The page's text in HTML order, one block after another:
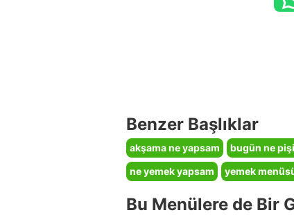
Benzer Başlıklar
akşama ne yapsam bugün ne
ne yemek yapsam
yemek
Bu Menülere de Bir